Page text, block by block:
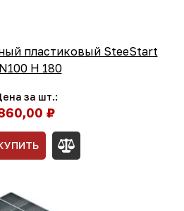
пластиковый SteeStart
H 180
за шт.:
₽